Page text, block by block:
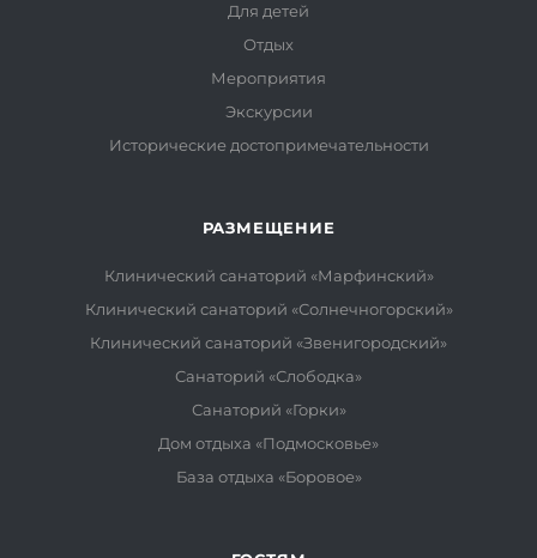
Для детей
Отдых
Мероприятия
Экскурсии
Исторические достопримечательности
РАЗМЕЩЕНИЕ
Клинический санаторий «Марфинский»
Клинический санаторий «Солнечногорский»
Клинический санаторий «Звенигородский»
Санаторий «Слободка»
Санаторий «Горки»
Дом отдыха «Подмосковье»
База отдыха «Боровое»